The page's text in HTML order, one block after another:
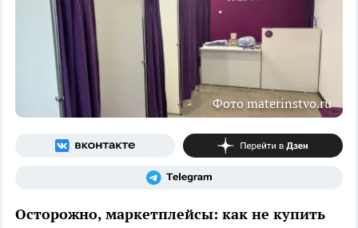
Фото materinstvo.ru
Осторожно, маркетплейсы: как не купить